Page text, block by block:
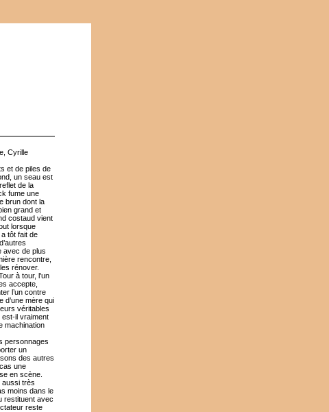
Cyrille
et de piles de
un seau est
de la
fume une
brun dont la
grand et
costaud vient
lorsque
tôt fait de
avec de plus
rencontre,
rénover.
à tour, l'un
accepte,
l’un contre
d’une mère qui
véritables
est-il vraiment
machination
personnages
un
des autres
une
en scène.
aussi très
moins dans le
restituent avec
reste